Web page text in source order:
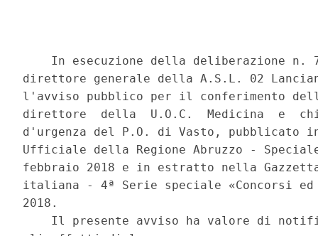
In esecuzione della deliberazione n.
direttore generale della A.S.L. 02
l'avviso pubblico per il conferimento
direttore  della  U.O.C.  Medicina  e
d'urgenza del P.O. di Vasto, pubblicato
Ufficiale della Regione Abruzzo -
febbraio 2018 e in estratto nella
italiana - 4ª Serie speciale «Concorsi
2018.
Il presente avviso ha valore di